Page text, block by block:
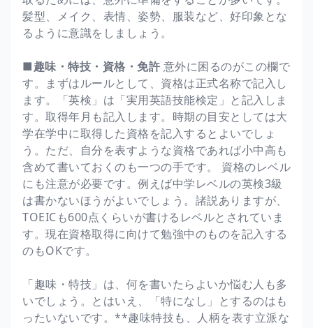
髪型、メイク、表情、姿勢、服装など、好印象とな
るように意識をしましょう。
■趣味・特技・資格・免許 意外に困るのがこの欄で
す。まずはルールとして、資格は正式名称で記入し
ます。「英検」は「実用英語技能検定」と記入しま
す。取得年月も記入します。時期の目安としては大
学在学中に取得した資格を記入するとよいでしょ
う。ただ、自分を表すような資格であれば小中高も
含めて書いておくのも一つの手です。 資格のレベル
にも注意が必要です。例えば中学レベルの英検3級
は書かないほうがよいでしょう。諸説ありますが、
TOEICも600点くらいが書けるレベルとされていま
す。現在資格取得に向けて勉強中のものを記入する
のもOKです。
「趣味・特技」は、何を書いたらよいか悩む人も多
いでしょう。とはいえ、「特になし」とするのはも
ったいないです。**趣味特技も、人柄を表す立派な